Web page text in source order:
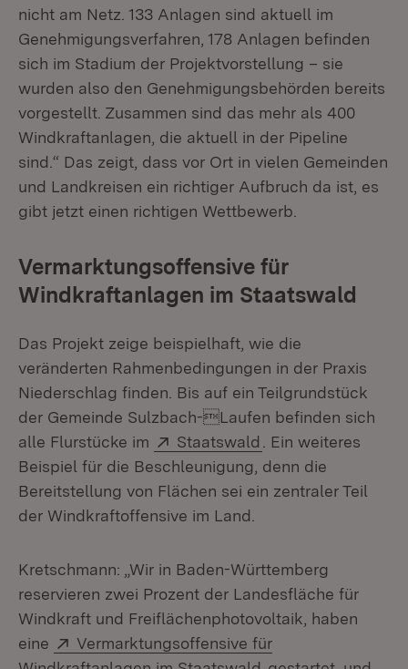
nicht am Netz. 133 Anlagen sind aktuell im
Genehmigungsverfahren, 178 Anlagen befinden
sich im Stadium der Projektvorstellung – sie
wurden also den Genehmigungsbehörden bereits
vorgestellt. Zusammen sind das mehr als 400
Windkraftanlagen, die aktuell in der Pipeline
sind.“ Das zeigt, dass vor Ort in vielen Gemeinden
und Landkreisen ein richtiger Aufbruch da ist, es
gibt jetzt einen richtigen Wettbewerb.
Vermarktungsoffensive für
Windkraftanlagen im Staatswald
Das Projekt zeige beispielhaft, wie die
veränderten Rahmenbedingungen in der Praxis
Niederschlag finden. Bis auf ein Teilgrundstück
der Gemeinde Sulzbach-Laufen befinden sich
alle Flurstücke im
Extern:
Staatswald (Öffnet in neuem
. Ein weiteres
Beispiel für die Beschleunigung, denn die
Bereitstellung von Flächen sei ein zentraler Teil
der Windkraftoffensive im Land.
Kretschmann: „Wir in Baden-Württemberg
reservieren zwei Prozent der Landesfläche für
Windkraft und Freiflächenphotovoltaik, haben
eine
Extern:
Vermarktungsoffensive für